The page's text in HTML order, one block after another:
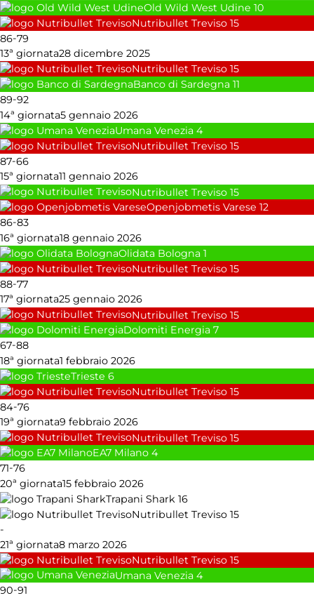
Old Wild West Udine 10
Nutribullet Treviso 15
86-79
13ª giornata28 dicembre 2025
Nutribullet Treviso 15
Banco di Sardegna 11
89-92
14ª giornata5 gennaio 2026
Umana Venezia 4
Nutribullet Treviso 15
87-66
15ª giornata11 gennaio 2026
Nutribullet Treviso 15
Openjobmetis Varese 12
86-83
16ª giornata18 gennaio 2026
Olidata Bologna 1
Nutribullet Treviso 15
88-77
17ª giornata25 gennaio 2026
Nutribullet Treviso 15
Dolomiti Energia 7
67-88
18ª giornata1 febbraio 2026
Trieste 6
Nutribullet Treviso 15
84-76
19ª giornata9 febbraio 2026
Nutribullet Treviso 15
EA7 Milano 4
71-76
20ª giornata15 febbraio 2026
Trapani Shark 16
Nutribullet Treviso 15
-
21ª giornata8 marzo 2026
Nutribullet Treviso 15
Umana Venezia 4
90-91